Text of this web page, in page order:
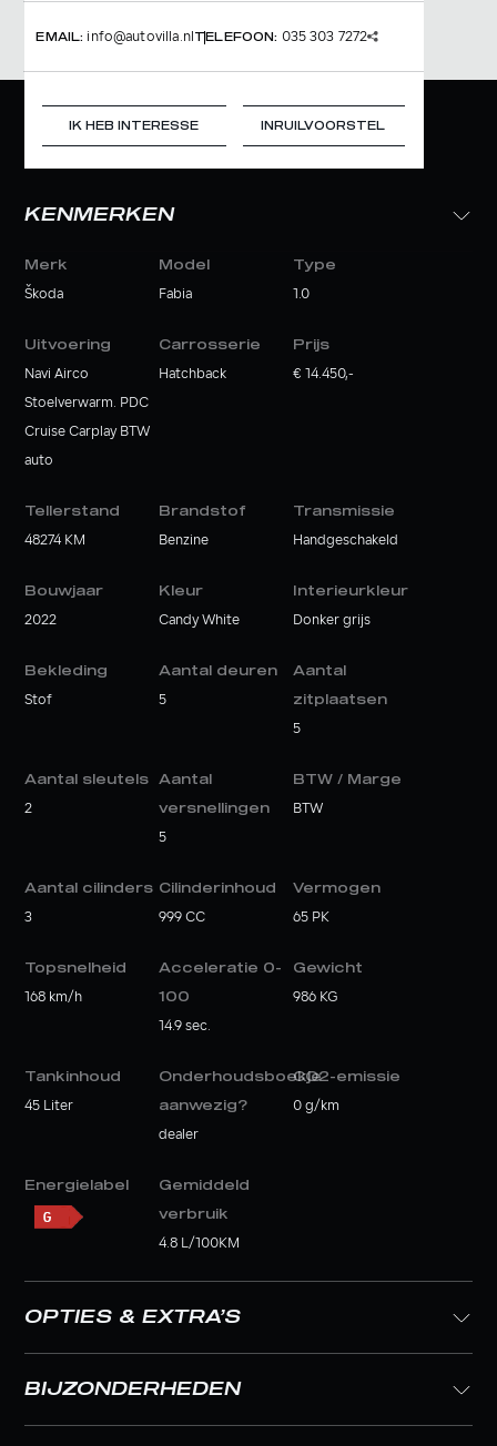
EMAIL: info@autovilla.nl TELEFOON: 035 303 7272
IK HEB INTERESSE INRUILVOORSTEL
KENMERKEN
Merk
Škoda
Model
Fabia
Type
1.0
Uitvoering
Navi Airco
Stoelverwarm. PDC
Cruise Carplay BTW
auto
Carrosserie
Hatchback
Prijs
€ 14.450,-
Tellerstand
48274 KM
Brandstof
Benzine
Transmissie
Handgeschakeld
Bouwjaar
2022
Kleur
Candy White
Interieurkleur
Donker grijs
Bekleding
Stof
Aantal deuren
5
Aantal
zitplaatsen
5
Aantal sleutels
2
Aantal
versnellingen
5
BTW / Marge
BTW
Aantal cilinders
3
Cilinderinhoud
999 CC
Vermogen
65 PK
Topsnelheid
168 km/h
Acceleratie 0-
100
14.9 sec.
Gewicht
986 KG
Tankinhoud
45 Liter
Onderhoudsboekje
aanwezig?
dealer
CO2-emissie
0 g/km
Energielabel Gemiddeld
verbruik
4.8 L/100KM
OPTIES & EXTRA’S
BIJZONDERHEDEN